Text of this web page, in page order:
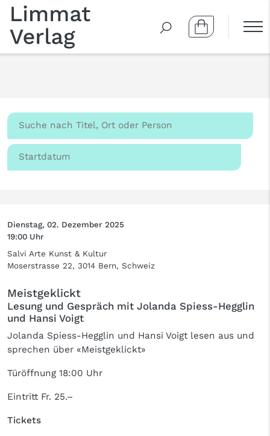
Dienstag, 02. Dezember 2025
19:00 Uhr
Salvi Arte Kunst & Kultur
Moserstrasse 22, 3014 Bern, Schweiz
Meistgeklickt
Lesung und Gespräch mit Jolanda Spiess-Hegglin
und Hansi Voigt
Jolanda Spiess-Hegglin und Hansi Voigt lesen aus und
sprechen über «Meistgeklickt»
Türöffnung 18:00 Uhr
Eintritt Fr. 25.–
Tickets